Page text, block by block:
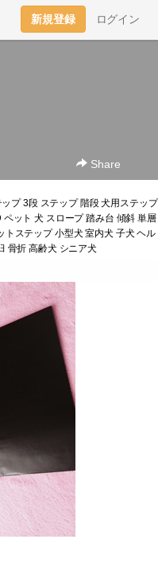
新規登録 ログイン
Share
プ 3段 ステップ 階段 犬用ステップ
ット 犬 スロープ 踏み台 傾斜 単層
トステップ 小型犬 室内犬 子犬 ヘル
骨折 高齢犬 シニア犬